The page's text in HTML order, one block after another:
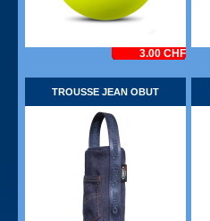
3.00 CHF
TROUSSE JEAN OBUT